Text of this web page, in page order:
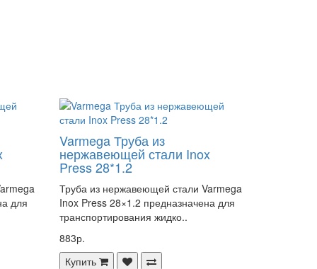
для
Varmega Труба из
нержавеющей стали Inox
Press 28*1.2
Труба из нержавеющей стали Varmega
Inox Press 28×1.2 предназначена для
транспортирования жидко..
883р.
Купить